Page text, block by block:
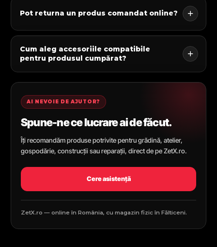
Pot returna un produs comandat online?
Cum aleg accesoriile compatibile
pentru produsul cumpărat?
AI NEVOIE DE AJUTOR?
Spune-ne ce lucrare ai de făcut.
Îți recomandăm produse potrivite pentru grădină, atelier,
gospodărie, construcții sau reparații, direct de pe ZetX.ro.
Cere asistență
ZetX.ro — online în România, cu magazin fizic în Fălticeni.